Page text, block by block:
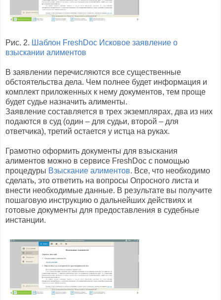
Рис. 2. Шаблон FreshDoc Исковое заявление о
взыскании алиментов
В заявлении перечисляются все существенные
обстоятельства дела. Чем полнее будет информация и
комплект приложенных к нему документов, тем проще
будет судье назначить алименты.
Заявление составляется в трех экземплярах, два из них
подаются в суд (один – для судьи, второй – для
ответчика), третий остается у истца на руках.
Грамотно оформить документы для взыскания
алиментов можно в сервисе FreshDoc с помощью
процедуры Взыскание алиментов. Все, что необходимо
сделать, это ответить на вопросы Опросного листа и
внести необходимые данные. В результате вы получите
пошаговую инструкцию о дальнейших действиях и
готовые документы для предоставления в судебные
инстанции.